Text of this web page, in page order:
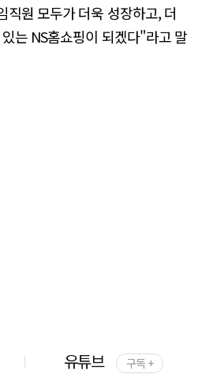
원 모두가 더욱 성장하고, 더
는 NS홈쇼핑이 되겠다"라고 말
유튜브 구독 +